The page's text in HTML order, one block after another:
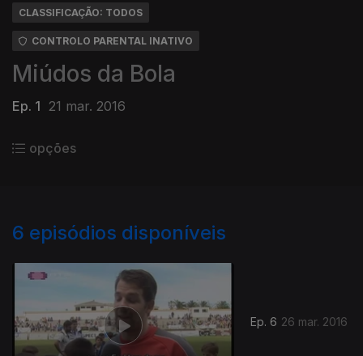
CLASSIFICAÇÃO: TODOS
CONTROLO PARENTAL INATIVO
Miúdos da Bola
Ep. 1 21 mar. 2016
opções
6 episódios disponíveis
Ep. 6 26 mar. 2016